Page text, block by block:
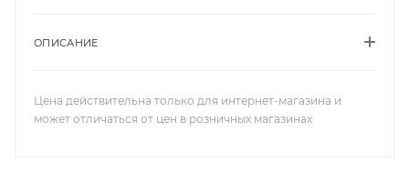
ОПИСАНИЕ
Цена действительна только для интернет-магазина и
может отличаться от цен в розничных магазинах